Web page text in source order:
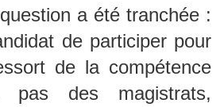
a été tranchée :
de participer pour
de la compétence
pas des magistrats,